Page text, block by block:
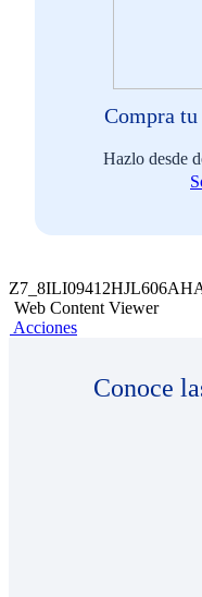
Compra
Hazlo desde
Web Content Viewer
Acciones
Conoce